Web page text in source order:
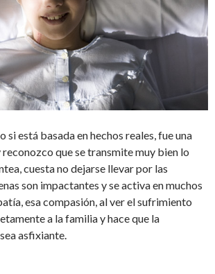
si está basada en hechos reales, fue una
que se transmite muy bien lo
cuesta no dejarse llevar por las
son impactantes y se activa en muchos
esa compasión, al ver el sufrimiento
a la familia y hace que la
asfixiante.